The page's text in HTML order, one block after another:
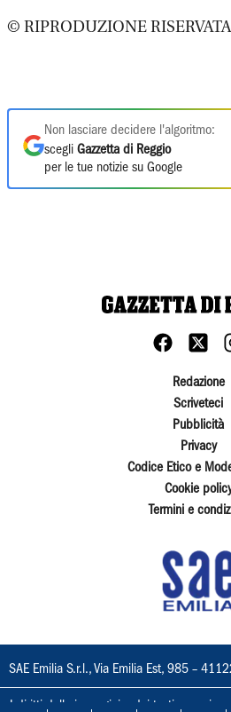
© RIPRODUZIONE RISERVATA
Non lasciare decidere l'algoritmo:
scegli Gazzetta di Reggio
per le tue notizie su Google
Redazione
Scriveteci
Pubblicità
Privacy
Codice Etico e
Cookie
Termini e
SAE Emilia S.r.l., Via Emilia Est, 985 –
I diritti delle immagini e dei testi sono